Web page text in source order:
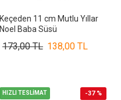
Keçeden 11 cm Mutlu Yıllar
Noel Baba Süsü
138,00 TL
173,00 TL
HIZLI TESLİMAT -37 %